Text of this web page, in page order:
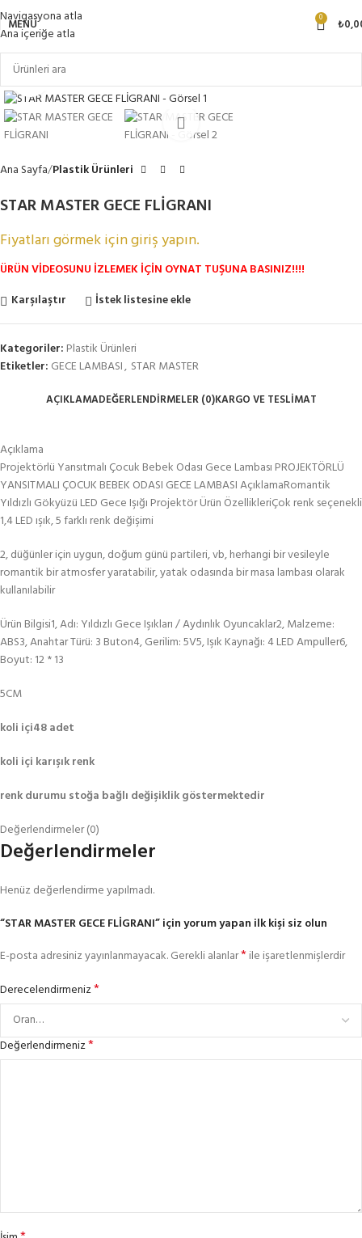
Navigasyona atla
Ana içeriğe atla
MENÜ 0 ₺
Ana Sayfa Plastik Ürünleri
STAR MASTER GECE FLİGRANI
Fiyatları görmek için giriş yapın.
ÜRÜN VİDEOSUNU İZLEMEK İÇİN OYNAT TUŞUNA BASINIZ!!!!
Karşılaştır
İstek listesine ekle
Kategoriler: Plastik Ürünleri
Etiketler: GECE LAMBASI, STAR MASTER
AÇIKLAMADEĞERLENDIRMELER (0)KARGO VE TESLIMAT
Açıklama
Projektörlü Yansıtmalı Çocuk Bebek Odası Gece Lambası PROJEKTÖRLÜ
YANSITMALI ÇOCUK BEBEK ODASI GECE LAMBASI AçıklamaRomantik
Yıldızlı Gökyüzü LED Gece Işığı Projektör Ürün ÖzellikleriÇok renk seçenekli
1,4 LED ışık, 5 farklı renk değişimi
2, düğünler için uygun, doğum günü partileri, vb, herhangi bir vesileyle
romantik bir atmosfer yaratabilir, yatak odasında bir masa lambası olarak
kullanılabilir
Ürün Bilgisi1, Adı: Yıldızlı Gece Işıkları / Aydınlık Oyuncaklar2, Malzeme:
ABS3, Anahtar Türü: 3 Buton4, Gerilim: 5V5, Işık Kaynağı: 4 LED Ampuller6,
Boyut: 12 * 13
5CM
koli içi48 adet
koli içi karışık renk
renk durumu stoğa bağlı değişiklik göstermektedir
Değerlendirmeler (0)
Değerlendirmeler
Henüz değerlendirme yapılmadı.
“STAR MASTER GECE FLİGRANI” için yorum yapan ilk kişi siz olun
E-posta adresiniz yayınlanmayacak.Gerekli alanlar*ile işaretlenmişlerdir
Derecelendirmeniz*
Değerlendirmeniz*